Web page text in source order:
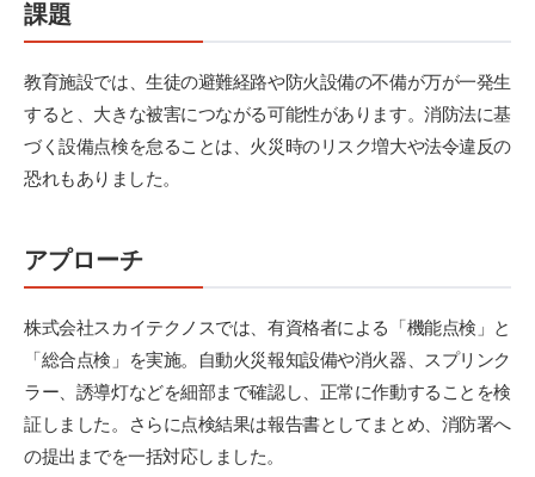
課題
教育施設では、生徒の避難経路や防火設備の不備が万が一発生
すると、大きな被害につながる可能性があります。消防法に基
づく設備点検を怠ることは、火災時のリスク増大や法令違反の
恐れもありました。
アプローチ
株式会社スカイテクノスでは、有資格者による「機能点検」と
「総合点検」を実施。自動火災報知設備や消火器、スプリンク
ラー、誘導灯などを細部まで確認し、正常に作動することを検
証しました。さらに点検結果は報告書としてまとめ、消防署へ
の提出までを一括対応しました。